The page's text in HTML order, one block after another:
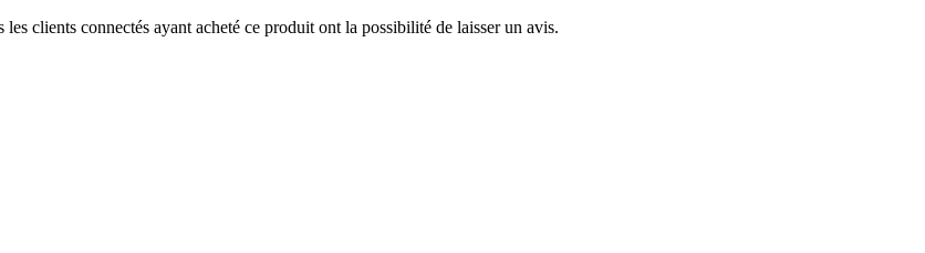
les clients connectés ayant acheté ce produit ont la possibilité de laisser un avis.